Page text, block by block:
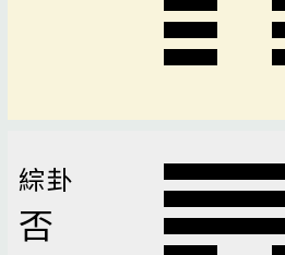
綜卦
否